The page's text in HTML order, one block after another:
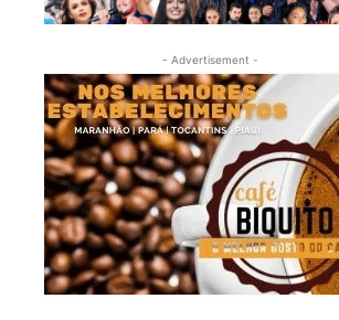
- Advertisement -